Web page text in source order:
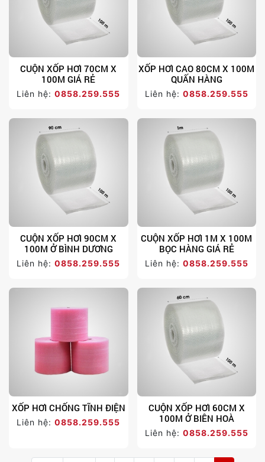
CUỘN XỐP HƠI 70CM X
100M GIÁ RẺ
Liên hệ:0858.259.555
XỐP HƠI CAO 80CM X 100M
QUẤN HÀNG
Liên hệ: 0858.259.555
CUỘN XỐP HƠI 90CM X
100M Ở BÌNH DƯƠNG
Liên hệ:0858.259.555
CUỘN XỐP HƠI 1M X 100M
BỌC HÀNG GIÁ RẺ
Liên hệ: 0858.259.555
XỐP HƠI CHỐNG TĨNH ĐIỆN
Liên hệ:0858.259.555
CUỘN XỐP HƠI 60CM X
100M Ở BIÊN HOÀ
Liên hệ: 0858.259.555